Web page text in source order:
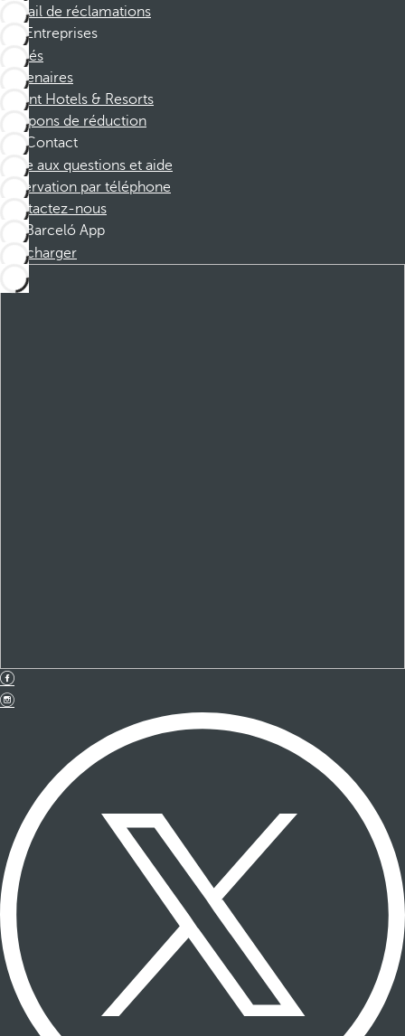
Portail de réclamations
Entreprises
Affiliés
Partenaires
Dorint Hotels & Resorts
Coupons de réduction
Contact
Foire aux questions et aide
Réservation par téléphone
Contactez-nous
Barceló App
Télécharger